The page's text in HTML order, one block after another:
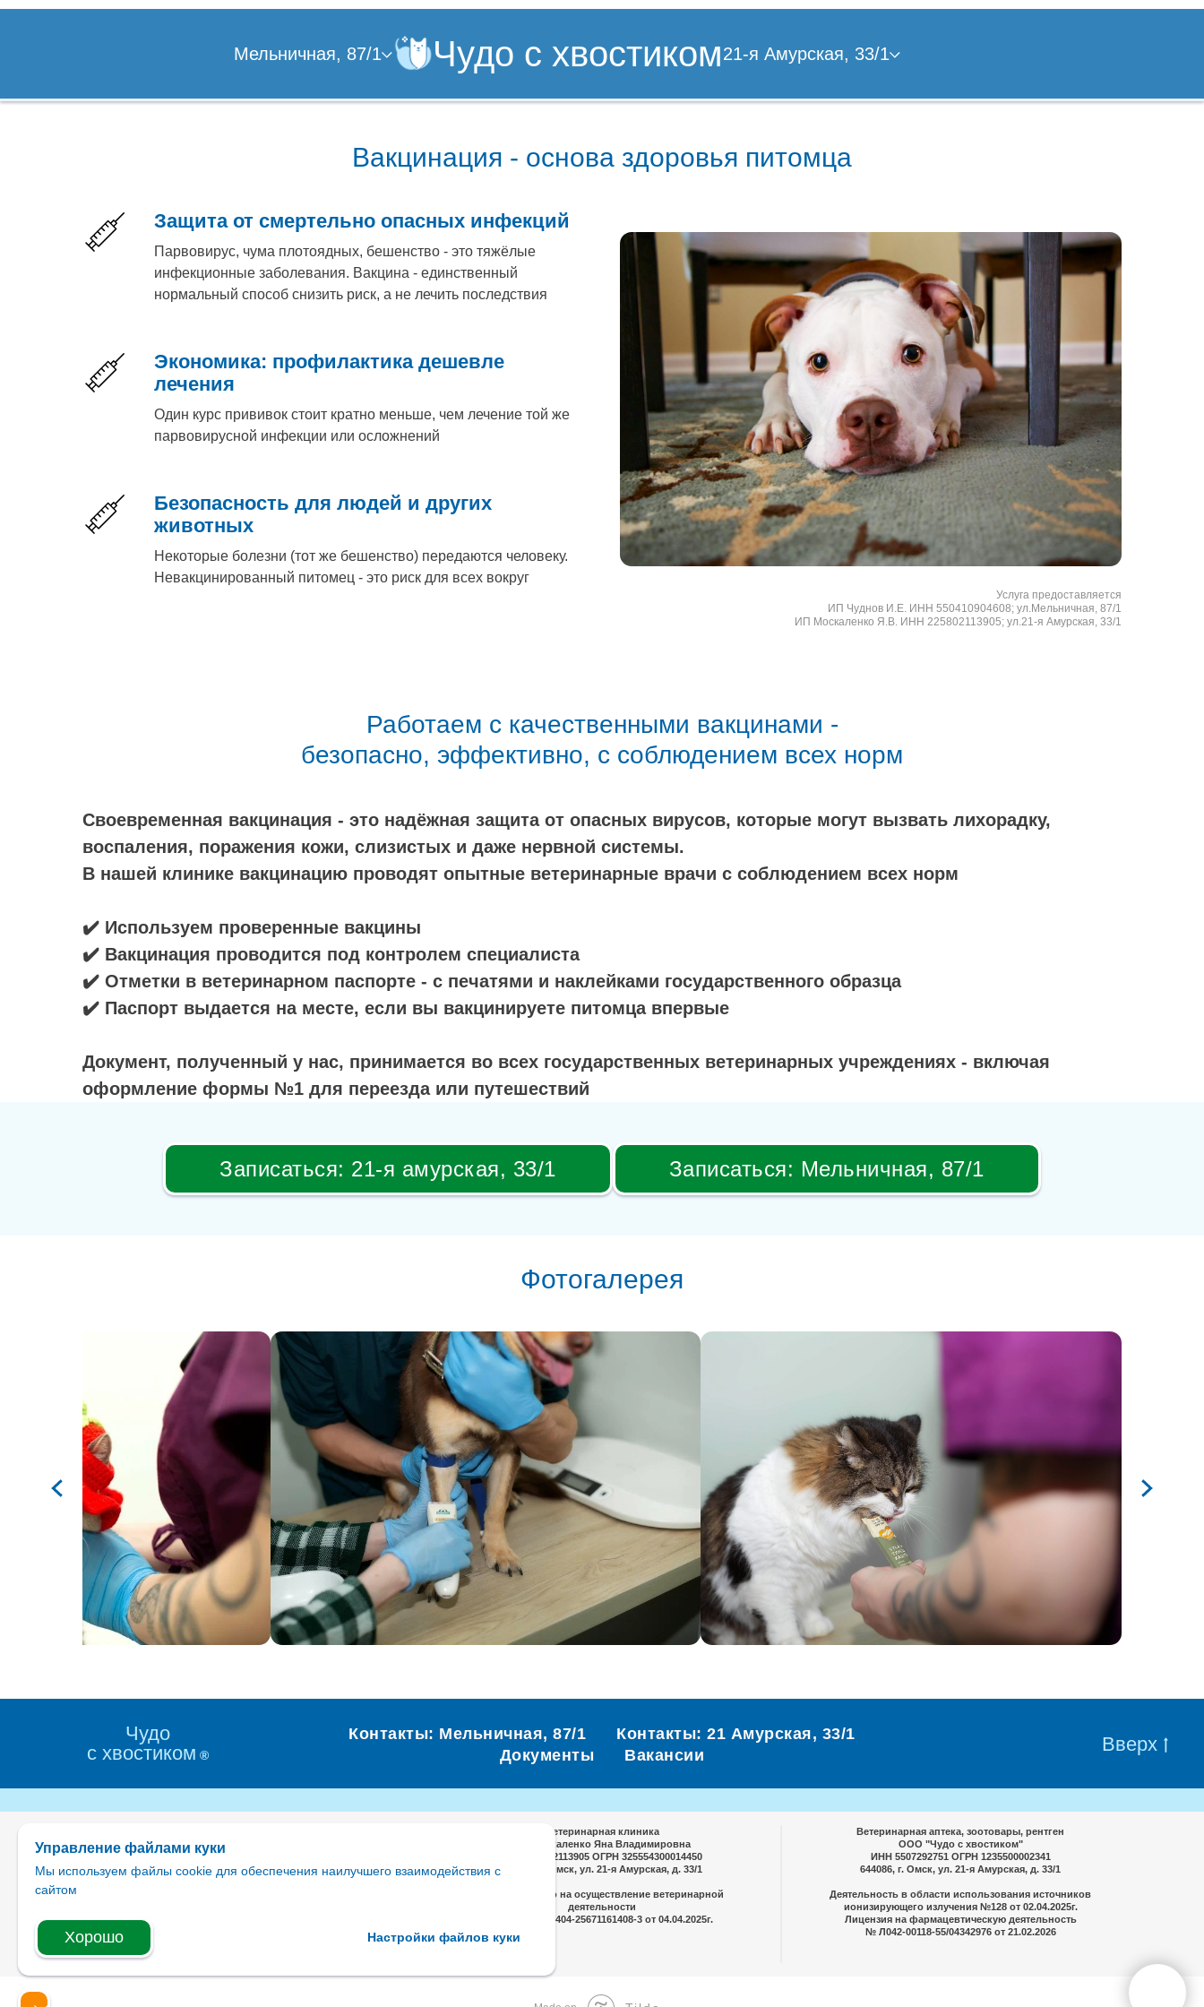
Мельничная, 87/1 Чудо с хвостиком21-я Амурская, 33/1
Вакцинация - основа здоровья питомца
Защита от смертельно опасных инфекций
Парвовирус, чума плотоядных, бешенство - это тяжёлые
инфекционные заболевания. Вакцина - единственный
нормальный способ снизить риск, а не лечить последствия
Экономика: профилактика дешевле
лечения
Один курс прививок стоит кратно меньше, чем лечение той же
парвовирусной инфекции или осложнений
Безопасность для людей и других
животных
Некоторые болезни (тот же бешенство) передаются человеку.
Невакцинированный питомец - это риск для всех вокруг
Услуга предоставляется
ИП Чуднов И.Е. ИНН 550410904608; ул.Мельничная, 87/1
ИП Москаленко Я.В. ИНН 225802113905; ул.21-я Амурская, 33/1
Работаем с качественными вакцинами -
безопасно, эффективно, с соблюдением всех норм
Своевременная вакцинация - это надёжная защита от опасных вирусов, которые могут вызвать лихорадку,
воспаления, поражения кожи, слизистых и даже нервной системы.
В нашей клинике вакцинацию проводят опытные ветеринарные врачи с соблюдением всех норм
✔️ Используем проверенные вакцины
✔️ Вакцинация проводится под контролем специалиста
✔️ Отметки в ветеринарном паспорте - с печатями и наклейками государственного образца
✔️ Паспорт выдается на месте, если вы вакцинируете питомца впервые
Документ, полученный у нас, принимается во всех государственных ветеринарных учреждениях - включая
оформление формы №1 для переезда или путешествий
Записаться: 21-я амурская, 33/1 Записаться: Мельничная, 87/1
Фотогалерея
Управление файлами куки
Мы используем файлы cookie для обеспечения наилучшего взаимодействия с
сайтом
Хорошо Настройки файлов куки
Чудо
с хвостиком ®
Контакты: Мельничная, 87/1
Контакты: 21 Амурская, 33/1
Документы
Вакансии Вверх
зоотовары
ИП Чуднов Иван Евгеньевич
ИНН 550410904608 ОГРН 317554300084007
Лицензия на фармацевтическую деятельность
№ Л042-00118-55/00009499 от 26.12.2017г.
Ветеринарная клиника
ИП Москаленко Яна Владимировна
ИНН 225802113905 ОГРН 325554300014450
644086, г. Омск, ул. 21-я Амурская, д. 33/1
Свидетельство на осуществление ветеринарной
деятельности
№ ВЕТ-20250404-25671161408-3 от 04.04.2025г.
Ветеринарная аптека, зоотовары, рентген
ООО "Чудо с хвостиком"
ИНН 5507292751 ОГРН 1235500002341
644086, г. Омск, ул. 21-я Амурская, д. 33/1
Деятельность в области использования источников
ионизирующего излучения №128 от 02.04.2025г.
Лицензия на фармацевтическую деятельность
№ Л042-00118-55/04342976 от 21.02.2026